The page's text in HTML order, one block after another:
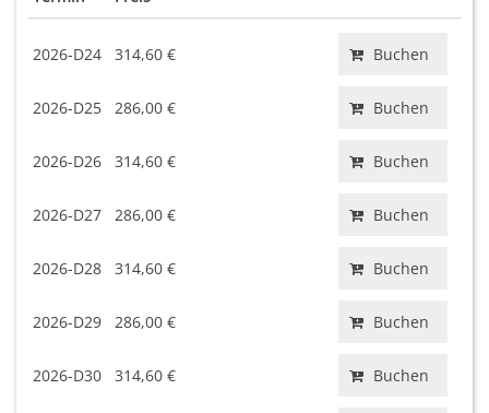
2026-D24 314,60 € Buchen
2026-D25 286,00 € Buchen
2026-D26 314,60 € Buchen
2026-D27 286,00 € Buchen
2026-D28 314,60 € Buchen
2026-D29 286,00 € Buchen
2026-D30 314,60 € Buchen